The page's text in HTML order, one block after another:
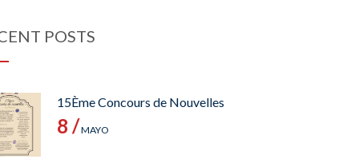
POSTS
15Ème Concours de Nouvelles
8 /MAYO